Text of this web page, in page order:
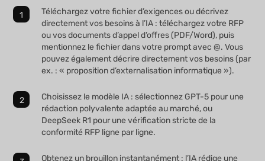
Téléchargez votre fichier d’exigences ou décrivez
directement vos besoins à l’IA : téléchargez votre RFP
ou vos documents d’appel d’offres (PDF/Word), puis
mentionnez le fichier dans votre prompt avec @. Vous
pouvez également décrire directement vos besoins (par
ex. : « proposition d’externalisation informatique »).
Choisissez le modèle IA : sélectionnez GPT-5 pour une
rédaction polyvalente adaptée au marché, ou
DeepSeek R1 pour une vérification stricte de la
conformité RFP ligne par ligne.
Obtenez un brouillon instantanément : l’IA rédige une